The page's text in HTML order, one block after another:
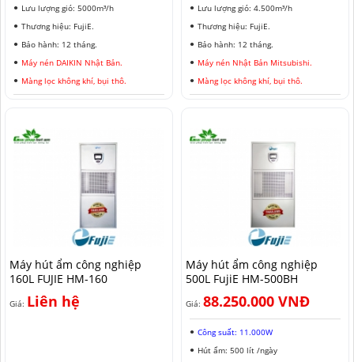
Lưu lượng gió: 5000m³/h
Thương hiệu: FujiE.
Bảo hành: 12 tháng.
Máy nén DAIKIN Nhật Bản.
Màng lọc không khí, bụi thô.
Lưu lượng gió: 4.500m³/h
Thương hiệu: FujiE.
Bảo hành: 12 tháng.
Máy nén Nhật Bản Mitsubishi.
Màng lọc không khí, bụi thô.
Máy hút ẩm công nghiệp
160L FUJIE HM-160
Giá: Liên hệ
Máy hút ẩm công nghiệp
500L FujiE HM-500BH
Giá: 88.250.000 VNĐ
Công suất: 11.000W
Hút ẩm: 500 lít /ngày